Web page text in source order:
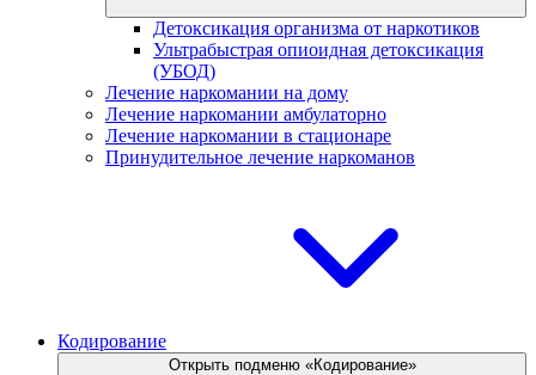
Детоксикация организма от наркотиков
Ультрабыстрая опиоидная детоксикация
(УБОД)
Лечение наркомании на дому
Лечение наркомании амбулаторно
Лечение наркомании в стационаре
Принудительное лечение наркоманов
Кодирование
Открыть подменю «Кодирование»